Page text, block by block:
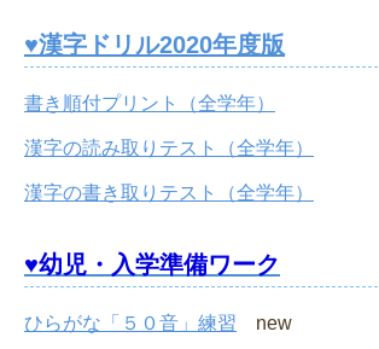
♥漢字ドリル2020年度版
書き順付プリント（全学年）
漢字の読み取りテスト（全学年）
漢字の書き取りテスト（全学年）
♥幼児・入学準備ワーク
ひらがな「５０音」練習 new